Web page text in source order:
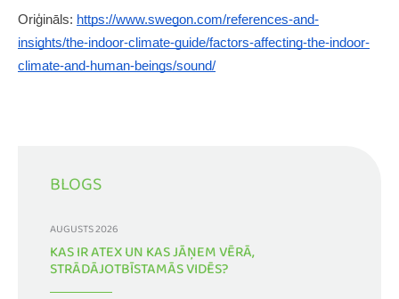
BLOGS
AUGUSTS 2026
KAS IR ATEX UN KAS JĀŅEM VĒRĀ,
STRĀDĀJOTBĪSTAMĀS VIDĒS?
Oriģināls: https://www.swegon.com/references-and-
insights/the-indoor-climate-guide/factors-affecting-the-indoor-
climate-and-human-beings/sound/